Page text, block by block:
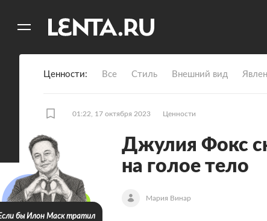
Ценности Все Стиль Внешний вид
01:22, 17 октября 2023 Ценности
Джулия Фокс
на голое тело
Мария Винар
бы Илон Маск тратил